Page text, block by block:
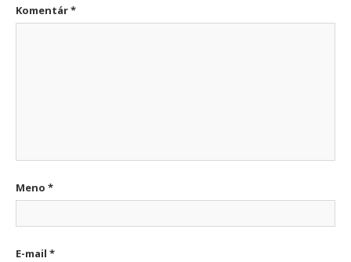
Komentár*
Meno *
E-mail *